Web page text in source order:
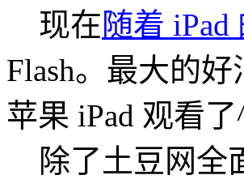
现在随着 iPad
Flash。最大的
苹果 iPad 观看了
除了土豆网全